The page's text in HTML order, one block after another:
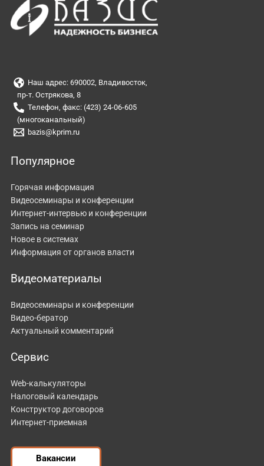
Наш адрес: 690002, Владивосток,
пр-т. Острякова, 8
Телефон, факс: (423) 24-06-605
(многоканальный)
bazis@kprim.ru
Популярное
Горячая информация
Видеосеминары и конференции
Интернет-интервью и конференции
Запись на семинар
Новое в системах
Информация от органов власти
Видеоматериалы
Видеосеминары и конференции
Видео-бератор
Актуальный комментарий
Сервис
Web-калькуляторы
Налоговый календарь
Конструктор договоров
Интернет-приемная
Вакансии